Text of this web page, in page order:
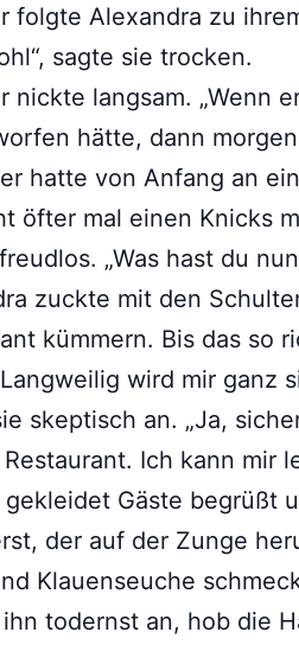
folgte Alexandra zu
sagte sie trocken.
nickte langsam. „Wenn
hätte, dann
hatte von Anfang an
öfter mal einen Knicks
„Was hast du
zuckte mit den
kümmern. Bis das so
wird mir ganz
skeptisch an. „Ja,
Ich kann mir
Gäste begrüßt
der auf der Zunge
Klauenseuche
ihn todernst an, hob die